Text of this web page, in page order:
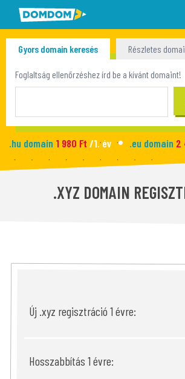
Gyors domain keresés
Részletes
Tömeges domain keresés
Foglaltság ellenőrzéshez írd be a kívánt domaint!
.hu domain 1 980 Ft /1. év .eu domain 2
.site domain990 Ft/1. év .fun
Új honlap2 990 Ft/hó
.XYZ DOMAIN
Új .xyz regisztráció 1 évre:
Hosszabbítás 1 évre: